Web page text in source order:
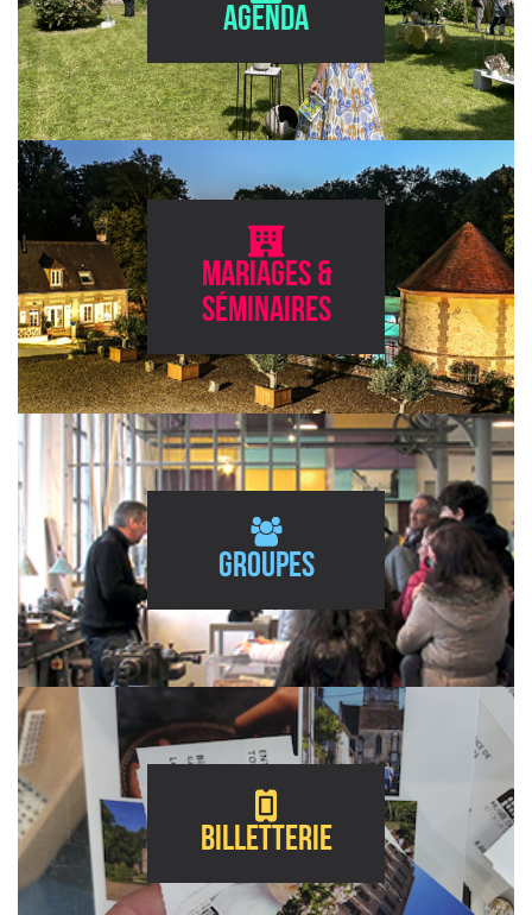
Agenda
Mariages &
séminaires
Groupes
Billetterie